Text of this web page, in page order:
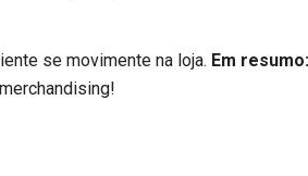
se movimente na loja. Em resumo: